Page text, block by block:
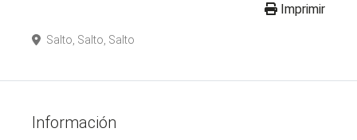
Imprimir
Salto, Salto, Salto
Información